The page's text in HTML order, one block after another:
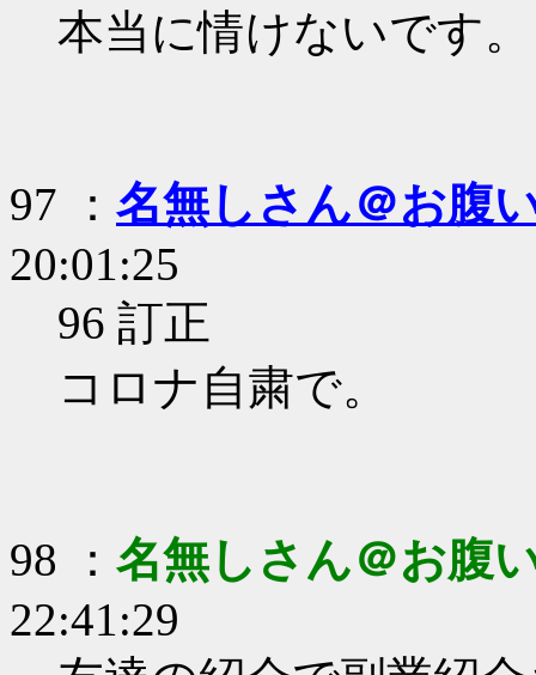
本当に情けないです。
97 ： 名無しさん＠お腹
20:01:25
96 訂正
コロナ自粛で。
98 ： 名無しさん＠お腹
22:41:29